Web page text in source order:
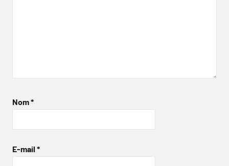
Nom*
E-mail *